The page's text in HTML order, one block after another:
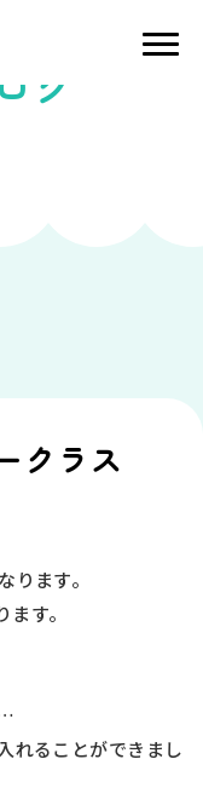
グ
クラス
ります。
す。
れることができまし